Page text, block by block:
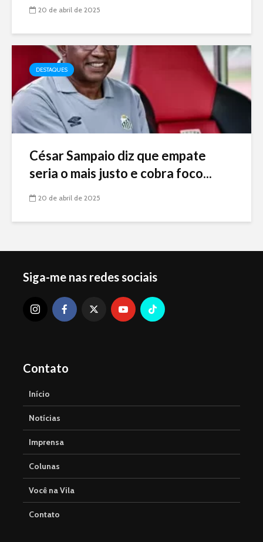
20 de abril de 2025
DESTAQUES
César Sampaio diz que empate
seria o mais justo e cobra foco...
20 de abril de 2025
Siga-me nas redes sociais
Contato
Início
Notícias
Imprensa
Colunas
Você na Vila
Contato